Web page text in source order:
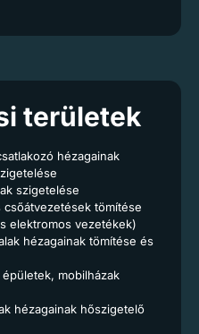
területek
hézagainak
szigetelése
tömítése
elektromos vezetékek)
hézagainak tömítése és
mobilházak
hézagainak hőszigetelő